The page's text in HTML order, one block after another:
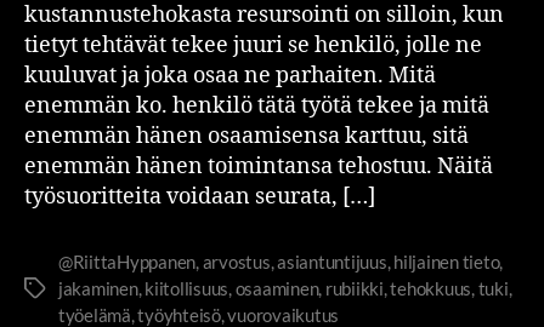
kustannustehokasta resursointi on silloin, kun
tietyt tehtävät tekee juuri se henkilö, jolle ne
kuuluvat ja joka osaa ne parhaiten. Mitä
enemmän ko. henkilö tätä työtä tekee ja mitä
enemmän hänen osaamisensa karttuu, sitä
enemmän hänen toimintansa tehostuu. Näitä
työsuoritteita voidaan seurata, […]
@RiittaHyppanen,arvostus,asiantuntijuus,hiljainen tieto,
jakaminen,kiitollisuus,osaaminen, rubiikki,tehokkuus,tuki,
työelämä,työyhteisö,vuorovaikutus